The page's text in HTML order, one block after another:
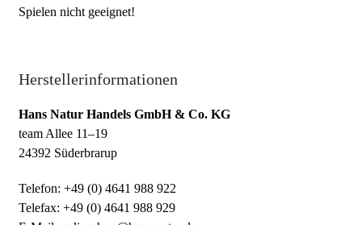
Spielen nicht geeignet!
Herstellerinformationen
Hans Natur Handels GmbH & Co. KG
team Allee 11–19
24392 Süderbrarup
Telefon: +49 (0) 4641 988 922
Telefax: +49 (0) 4641 988 929